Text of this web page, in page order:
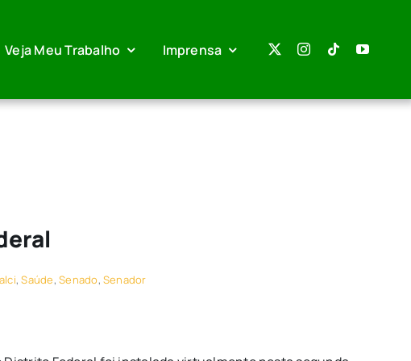
Veja Meu Trabalho Imprensa
,Saúde,Senado, Senador